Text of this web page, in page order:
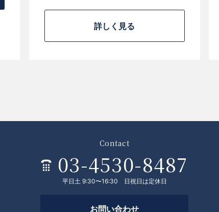
詳しく見る
Contact
03-4530-8487
平日土 9:30〜16:30 日祝日は定休日
お問い合わせ